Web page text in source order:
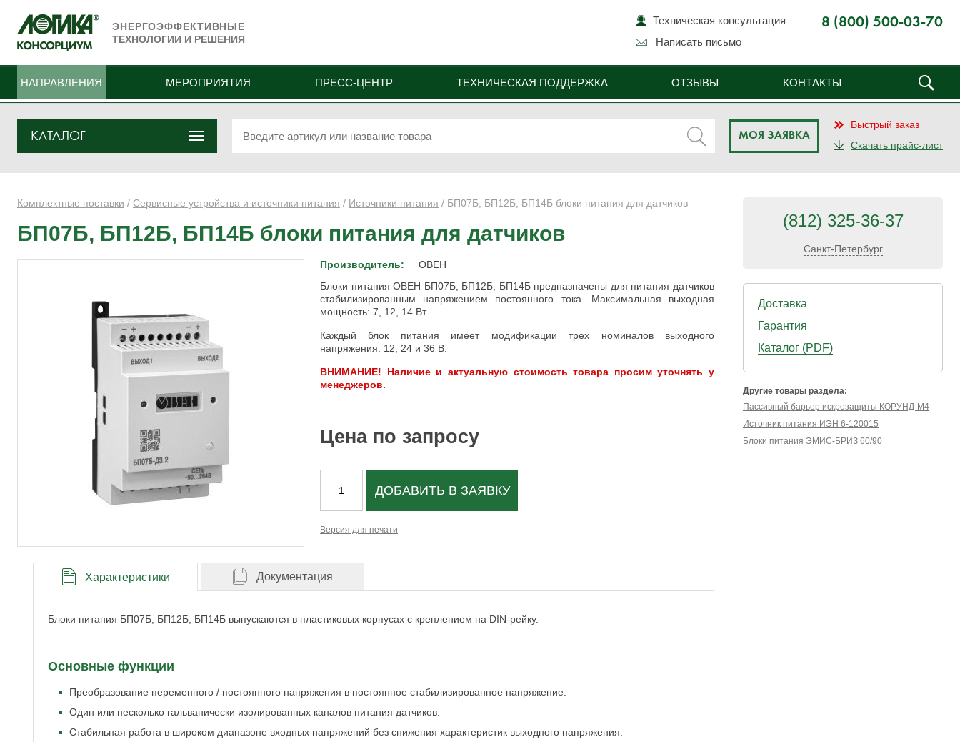
ЭНЕРГОЭФФЕКТИВНЫЕ
ТЕХНОЛОГИИ И РЕШЕНИЯ
8 (800) 500-03-70
Техническая консультация
Написать письмо
НАПРАВЛЕНИЯ МЕРОПРИЯТИЯ ПРЕСС-ЦЕНТР ТЕХНИЧЕСКАЯ ПОДДЕРЖКА ОТЗЫВЫ КОНТАКТЫ
КАТАЛОГ МОЯ ЗАЯВКА
Быстрый заказ
Скачать прайс-лист
Комплектные поставки / Сервисные устройства и источники питания / Источники питания / БП07Б, БП12Б, БП14Б блоки питания для датчиков
БП07Б, БП12Б, БП14Б блоки питания для датчиков
Производитель:
ОВЕН
Блоки питания ОВЕН БП07Б, БП12Б, БП14Б предназначены для питания датчиков
стабилизированным напряжением постоянного тока. Максимальная выходная
мощность: 7, 12, 14 Вт.
Каждый блок питания имеет модификации трех номиналов выходного
напряжения: 12, 24 и 36 В.
ВНИМАНИЕ! Наличие и актуальную стоимость товара просим уточнять у
менеджеров.
Цена по запросу
ДОБАВИТЬ В ЗАЯВКУ
Версия для печати
Характеристики Документация
Блоки питания БП07Б, БП12Б, БП14Б выпускаются в пластиковых корпусах с креплением на DIN-рейку.
Основные функции
Преобразование переменного / постоянного напряжения в постоянное стабилизированное напряжение.
Один или несколько гальванически изолированных каналов питания датчиков.
Стабильная работа в широком диапазоне входных напряжений без снижения характеристик выходного напряжения.
(812) 325-36-37
Санкт-Петербург
Доставка
Гарантия
Каталог (PDF)
Другие товары раздела:
Пассивный барьер искрозащиты КОРУНД-М4
Источник питания ИЭН 6-120015
Блоки питания ЭМИС-БРИЗ 60/90